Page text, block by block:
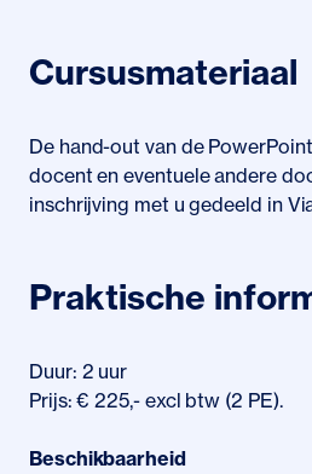
Cursusmateriaal
De hand-out van de
docent en eventuele andere
inschrijving met u gedeeld in
Praktische
Duur: 2 uur
Prijs: € 225,- excl btw (2 PE).
Beschikbaarheid